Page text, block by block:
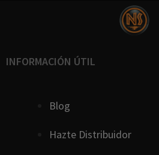
INFORMACIÓN ÚTIL
Blog
Hazte Distribuidor